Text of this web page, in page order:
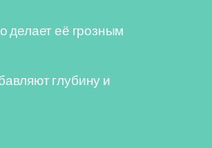
делает её грозным
глубину и